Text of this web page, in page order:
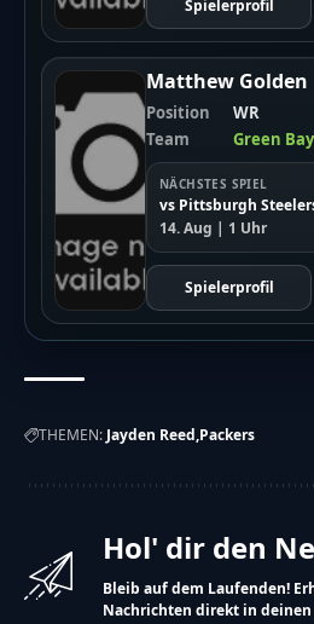
Spielerprofil
Matthew Golden
Position
WR
Team
Green
NÄCHSTES SPIEL
vs Pittsburgh
14. Aug | 1 Uhr
Spielerprofil
THEMEN: Jayden Reed Packers
Hol' dir den
Bleib auf dem Laufenden!
Nachrichten direkt in